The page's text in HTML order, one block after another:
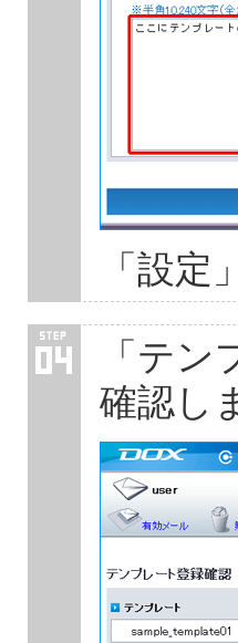
「設
「テ
確認し